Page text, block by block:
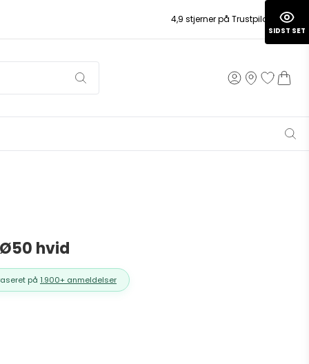
4,9 stjerner på Trustpilot
hvid
på 1.900+ anmeldelser
SIDST SET